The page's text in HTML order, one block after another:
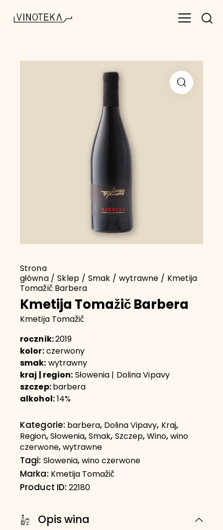
Strona
główna Sklep Smak wytrawne Kmetija
Tomažič Barbera
Kmetija Tomažič Barbera
Kmetija Tomažič
rocznik:2019
kolor:czerwony
smak:wytrawny
kraj | region:Słowenia | Dolina Vipavy
szczep:barbera
alkohol:14%
Kategorie: barbera,Dolina Vipavy, Kraj,
Region,Słowenia,Smak,Szczep,Wino,wino
czerwone,wytrawne
Tagi: Słowenia,wino czerwone
Marka: Kmetija Tomažič
Product ID:22180
Opis wina